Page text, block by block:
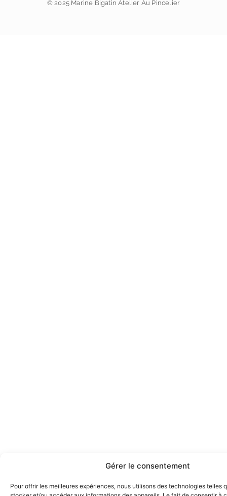
Gérer le consentement
Pour offrir les meilleures expériences, nous utilisons des technologies telles
© 2025 Marine Bigatin Atelier Au Pincelier